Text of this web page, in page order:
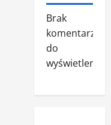
Brak
komentarzy
do
wyświetlenia.